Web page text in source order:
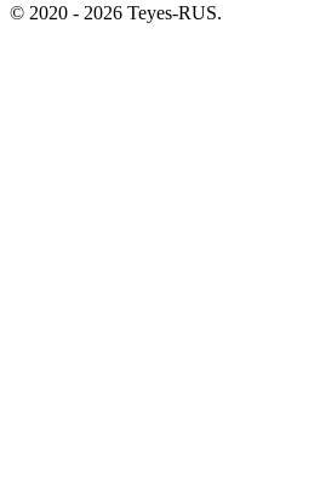
© 2020 - 2026 Teyes-RUS.